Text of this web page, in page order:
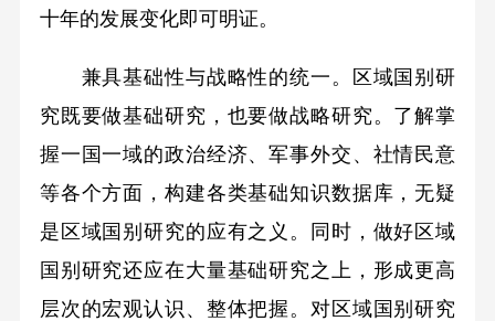
十年的发展变化即可明证。
兼具基础性与战略性的统一。区域国别研
究既要做基础研究，也要做战略研究。了解掌
握一国一域的政治经济、军事外交、社情民意
等各个方面，构建各类基础知识数据库，无疑
是区域国别研究的应有之义。同时，做好区域
国别研究还应在大量基础研究之上，形成更高
层次的宏观认识、整体把握。对区域国别研究